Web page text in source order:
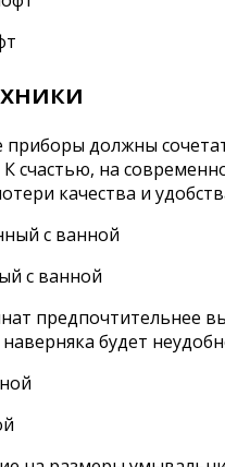
приборы должны
счастью, на
качества и
с ванной
предпочтительнее
будет